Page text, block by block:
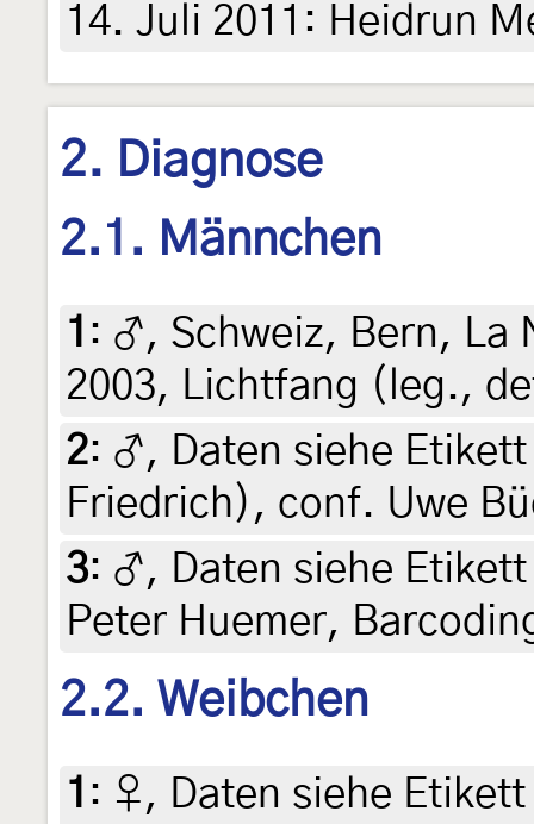
14. Juli 2011: Heidrun
2. Diagnose
2.1. Männchen
1 : ♂, Schweiz, Bern, La
2003, Lichtfang (leg.,
2: ♂, Daten siehe
Friedrich), conf. Uwe
3: ♂, Daten siehe
Peter Huemer,
2.2. Weibchen
1 : ♀, Daten siehe